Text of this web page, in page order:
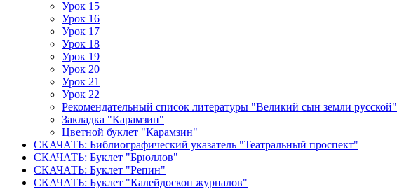
Урок 15
Урок 16
Урок 17
Урок 18
Урок 19
Урок 20
Урок 21
Урок 22
Рекомендательный список литературы "Великий сын земли русской"
Закладка "Карамзин"
Цветной буклет "Карамзин"
СКАЧАТЬ: Библиографический указатель "Театральный проспект"
СКАЧАТЬ: Буклет "Брюллов"
СКАЧАТЬ: Буклет "Репин"
СКАЧАТЬ: Буклет "Калейдоскоп журналов"